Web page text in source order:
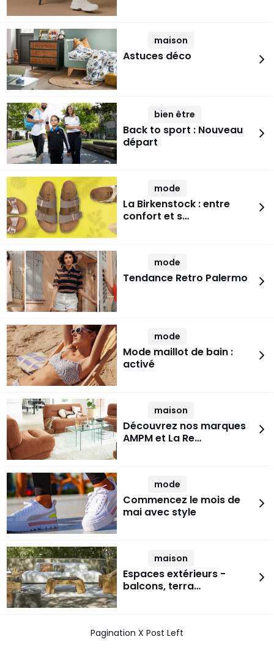
maison
Astuces déco
bien être
Back to sport : Nouveau
départ
mode
La Birkenstock : entre
confort et s…
mode
Tendance Retro Palermo
mode
Mode maillot de bain :
activé
maison
Découvrez nos marques
AMPM et La Re…
mode
Commencez le mois de
mai avec style
maison
Espaces extérieurs -
balcons, terra…
Pagination X Post Left